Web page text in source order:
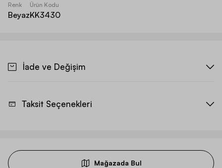
Renk
Beyaz
Ürün Kodu
KK3430
İade ve Değişim
Taksit Seçenekleri
Mağazada Bul